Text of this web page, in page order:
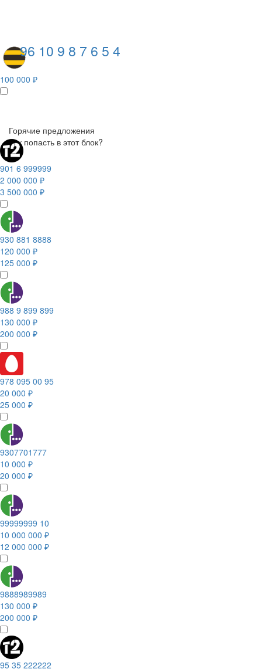
96 10 9 8 7 6 5 4
100 000 ₽
Горячие предложения
Как попасть в этот блок?
901 6 999999
2 000 000 ₽
3 500 000 ₽
930 881 8888
120 000 ₽
125 000 ₽
988 9 899 899
130 000 ₽
200 000 ₽
978 095 00 95
20 000 ₽
25 000 ₽
9307701777
10 000 ₽
20 000 ₽
99999999 10
10 000 000 ₽
12 000 000 ₽
9888989989
130 000 ₽
200 000 ₽
95 35 222222